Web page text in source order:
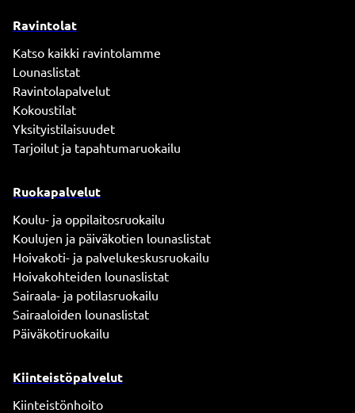
Ravintolat
Katso kaikki ravintolamme
Lounaslistat
Ravintolapalvelut
Kokoustilat
Yksityistilaisuudet
Tarjoilut ja tapahtumaruokailu
Ruokapalvelut
Koulu- ja oppilaitosruokailu
Koulujen ja päiväkotien lounaslistat
Hoivakoti- ja palvelukeskusruokailu
Hoivakohteiden lounaslistat
Sairaala- ja potilasruokailu
Sairaaloiden lounaslistat
Päiväkotiruokailu
Kiinteistöpalvelut
Kiinteistönhoito